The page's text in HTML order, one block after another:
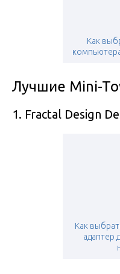
Как
Лучшие Mini-
1. Fractal Design
Как
адаптер